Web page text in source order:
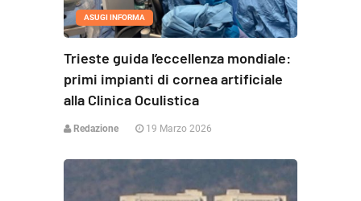
ASUGI INFORMA
Trieste guida l’eccellenza mondiale:
primi impianti di cornea artificiale
alla Clinica Oculistica
Redazione 19 Marzo 2026